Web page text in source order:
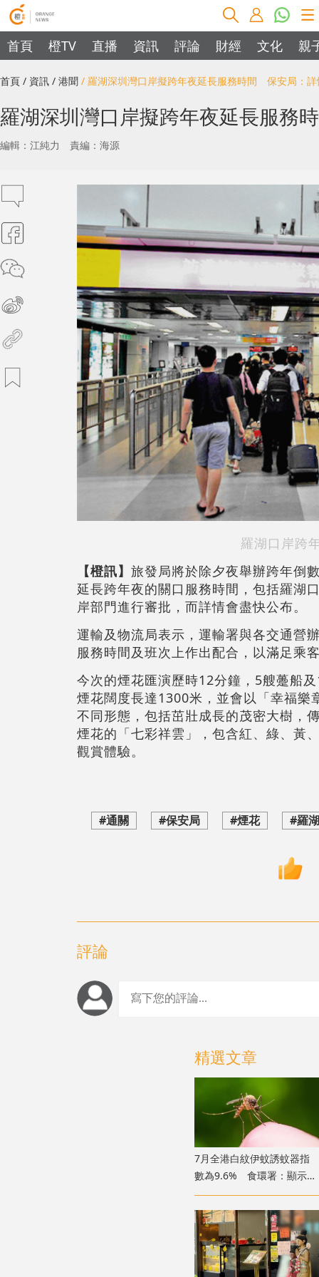
首頁 橙TV 直播 資訊 評論 財經 文化 親
首頁 / 資訊 / 港聞 / 羅湖深圳灣口岸擬跨年夜延長服務時間 保安局：詳
羅湖深圳灣口岸擬跨年夜延長服務
編輯：江純力 責編：海源
羅湖口岸跨
【橙訊】 旅發局將於除夕夜舉辦跨年倒
延長跨年夜的關口服務時間，包括羅湖
岸部門進行審批，而詳情會盡快公布。
運輸及物流局表示，運輸署與各交通營
服務時間及班次上作出配合，以滿足乘
今次的煙花匯演歷時12分鐘，5艘躉船
煙花闊度長達1300米，並會以「幸福樂
不同形態，包括茁壯成長的茂密大樹，
煙花的「七彩祥雲」，包含紅、綠、黃
觀賞體驗。
#通關 #保安局 #煙花 #羅湖
評論
精選文章
7月全港白紋伊蚊誘蚊器指
數為9.6% 食環署：顯示分
布情況頗為廣泛